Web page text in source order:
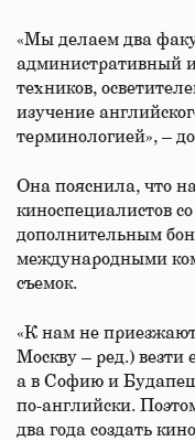
«Мы делаем два
административный и
техников,
изучение
терминологией», –
Она пояснила, что
киноспециалистов
дополнительным
международными
съемок.
«К нам не
Москву – ред.) везти
а в Софию и
по-английски.
два года создать